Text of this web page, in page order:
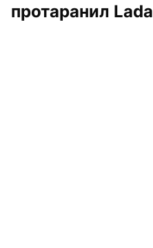
протаранил Lada